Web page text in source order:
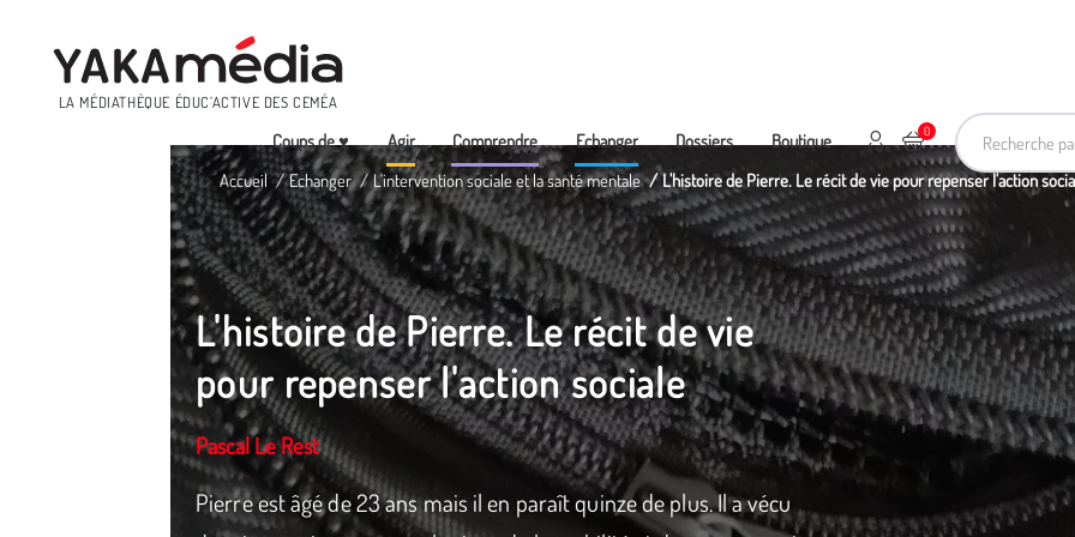
LA MÉDIATHÈQUE ÉDUC’ACTIVE DES CEMÉA
Recherche
Menu
Coups de ♥ Agir Comprendre Echanger Dossiers Boutique 0
Ajouter au panier
Mon compte
Accueil Echanger L'intervention sociale et la santé mentale L'histoire de Pierre. Le récit de vie pour repenser l'action
L'histoire de Pierre. Le récit de vie
pour repenser l'action sociale
Pascal Le Rest
Pierre est âgé de 23 ans mais il en paraît quinze de plus. Il a vécu